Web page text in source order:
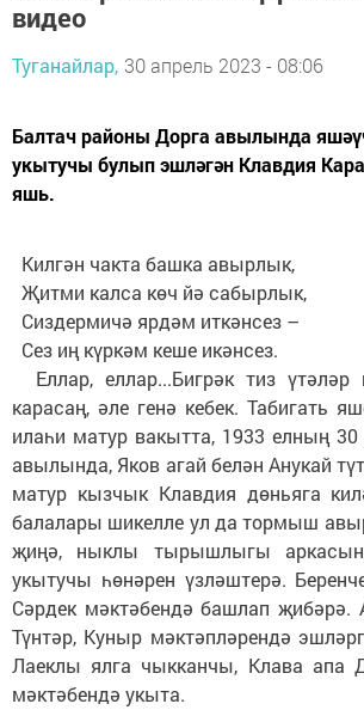
видео
Туганайлар, 30 апрель 2023 - 08:06
Балтач районы Дорга авылында
укытучы булып эшләгән Клавдия
яшь.
Килгән чакта башка авырлык,
Җитми калса көч йә сабырлык,
Сиздермичә ярдәм иткәнсез –
Сез иң күркәм кеше икәнсез.
Еллар, еллар...Бигрәк тиз
карасаң, әле генә кебек. Табигать
илаһи матур вакытта, 1933 елның 30
авылында, Яков агай белән Анукай
матур кызчык Клавдия дөньяга
балалары шикелле ул да тормыш
җиңә, ныклы тырышлыгы
укытучы һөнәрен үзләштерә.
Сәрдек мәктәбендә башлап җибәрә.
Түнтәр, Куныр мәктәпләрендә
Лаеклы ялга чыкканчы, Клава апа
мәктәбендә укыта.